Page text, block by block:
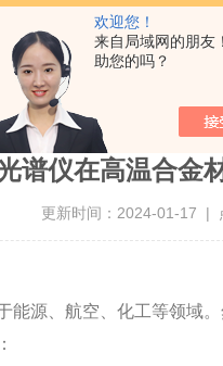
欢迎您！
来自局域网的朋友
助您的吗？
应用
谱仪在高温合金
更新时间：2024-01-17 |
源、航空、化工等领域